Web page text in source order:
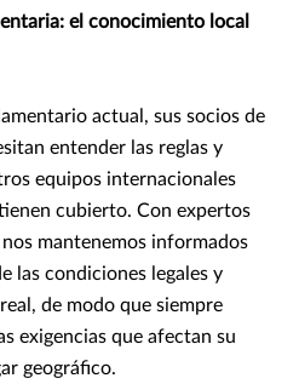
el conocimiento local
actual, sus socios de
entender las reglas y
equipos internacionales
cubierto. Con expertos
mantenemos informados
las condiciones legales y
de modo que siempre
exigencias que afectan su
geográfico.